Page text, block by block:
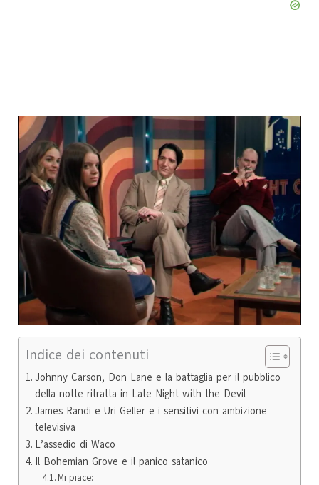
Indice dei contenuti
Johnny Carson, Don Lane e la battaglia per il pubblico
della notte ritratta in Late Night with the Devil
James Randi e Uri Geller e i sensitivi con ambizione
televisiva
L’assedio di Waco
Il Bohemian Grove e il panico satanico
Mi piace: